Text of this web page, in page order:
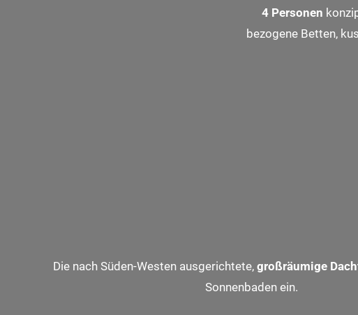
4 Personen
bezogene Betten,
Die nach Süden-Westen ausgerichtete, großräumige
Sonnenbaden ein.